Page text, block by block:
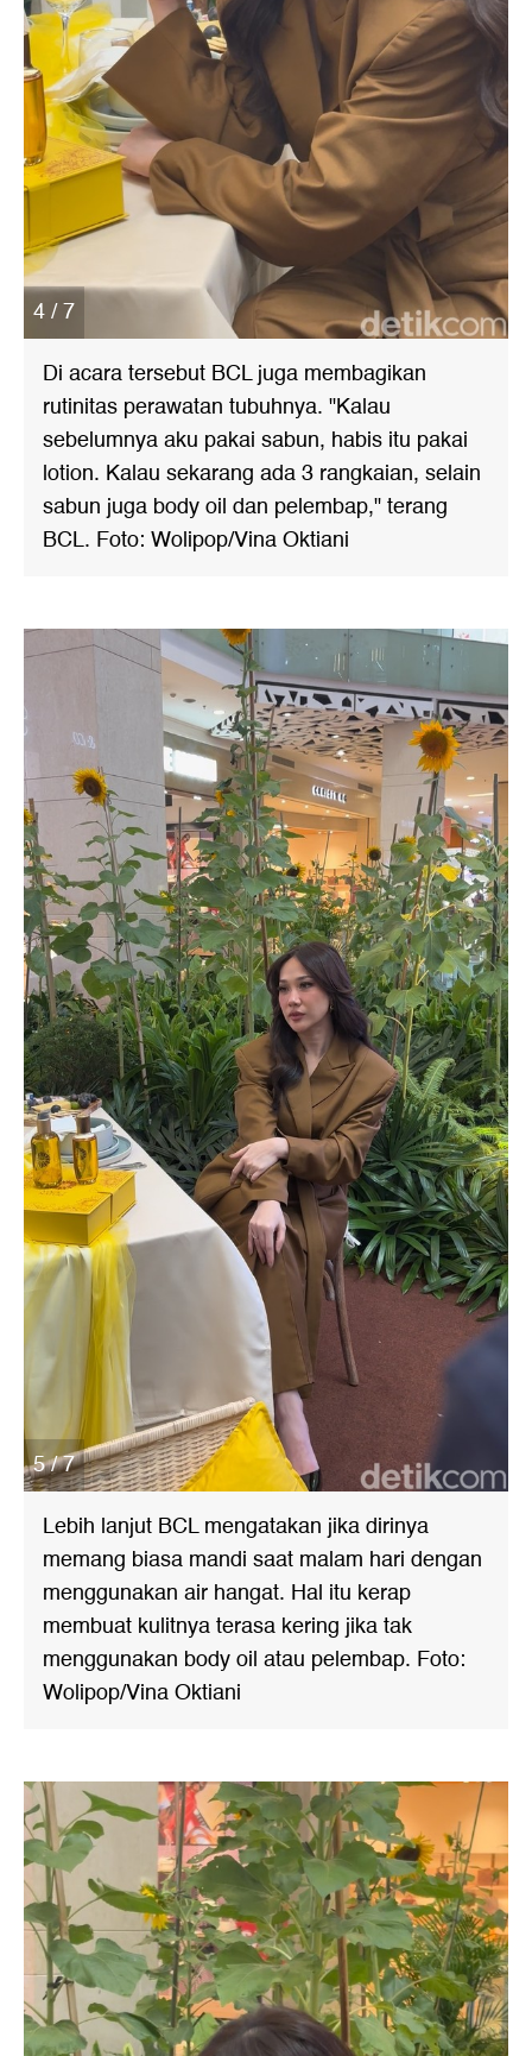
4 / 7
Di acara tersebut BCL juga membagikan
rutinitas perawatan tubuhnya. "Kalau
sebelumnya aku pakai sabun, habis itu pakai
lotion. Kalau sekarang ada 3 rangkaian, selain
sabun juga body oil dan pelembap," terang
BCL. Foto: Wolipop/Vina Oktiani
5 / 7
Lebih lanjut BCL mengatakan jika dirinya
memang biasa mandi saat malam hari dengan
menggunakan air hangat. Hal itu kerap
membuat kulitnya terasa kering jika tak
menggunakan body oil atau pelembap. Foto:
Wolipop/Vina Oktiani